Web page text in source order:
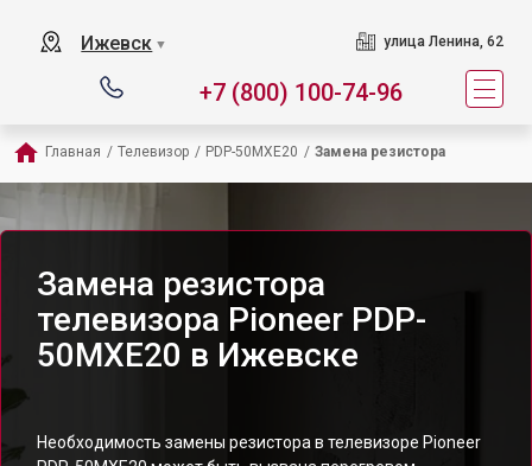
Ижевск ▼ улица Ленина, 62
+7 (800) 100-74-96
Главная / Телевизор / PDP-50MXE20 / Замена резистора
Замена резистора
телевизора Pioneer PDP-
50MXE20 в Ижевске
Необходимость замены резистора в телевизоре Pioneer